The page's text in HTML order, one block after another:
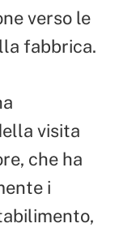
verso le
fabbrica.
visita
che ha
i